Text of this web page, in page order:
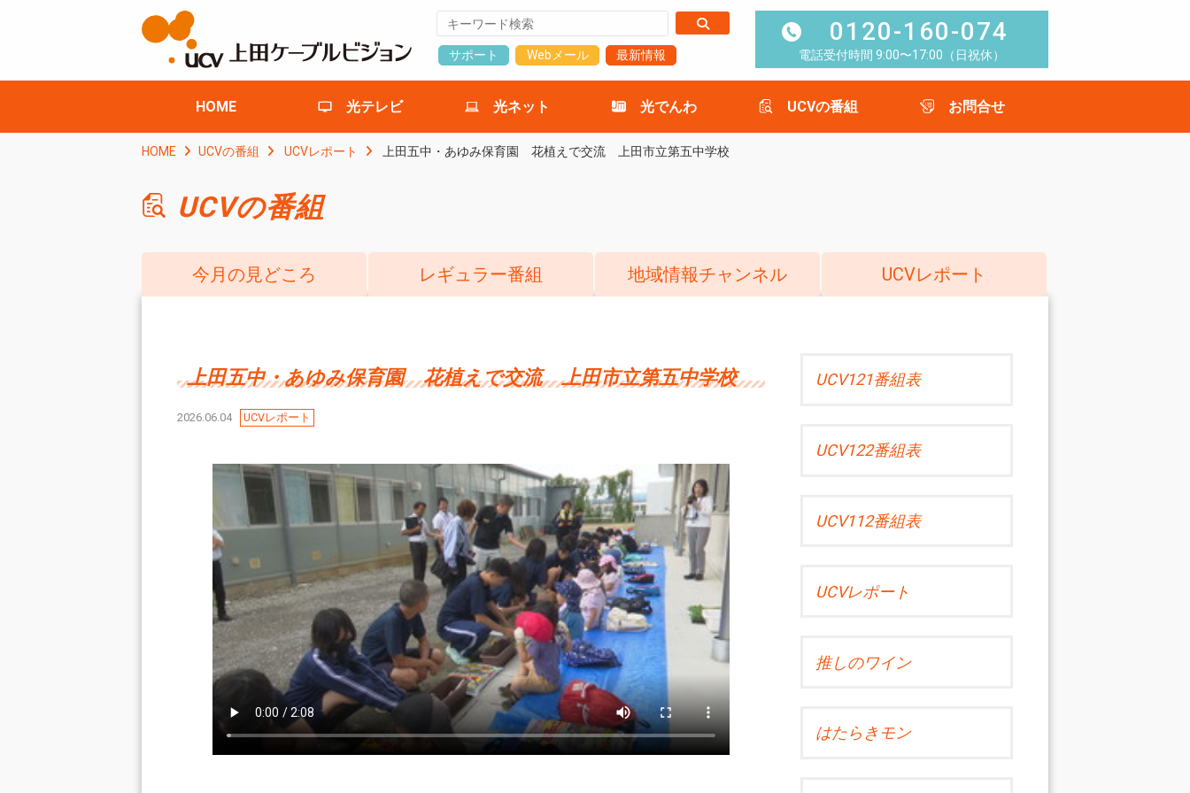
サポート Webメール 最新情報
0120-160-074
電話受付時間 9:00〜17:00（日祝休）
HOME 光テレビ 光ネット 光でんわ UCVの番組 お問合せ
HOME UCVの番組 UCVレポート 上田五中・あゆみ保育園 花植えで交流 上田市立第五中学校
UCVの番組
今月の見どころ レギュラー番組 地域情報チャンネル UCVレポート
上田五中・あゆみ保育園 花植えで交流 上田市立第五中学校
2026.06.04 UCVレポート
UCV121番組表
UCV122番組表
UCV112番組表
UCVレポート
推しのワイン
はたらきモン